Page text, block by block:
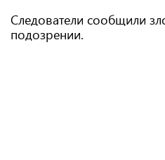
Следователи сообщили
подозрении.